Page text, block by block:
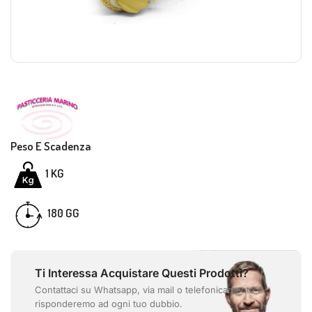
Peso E Scadenza
1 KG
180 GG
Ti Interessa Acquistare Questi Prodotti?
Contattaci su Whatsapp, via mail o telefonicamente e
risponderemo ad ogni tuo dubbio.